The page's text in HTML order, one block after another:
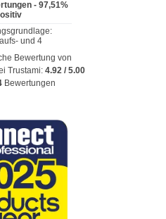
Bewertung von
Trustami: 4.92/ 5.00
Bewertungen